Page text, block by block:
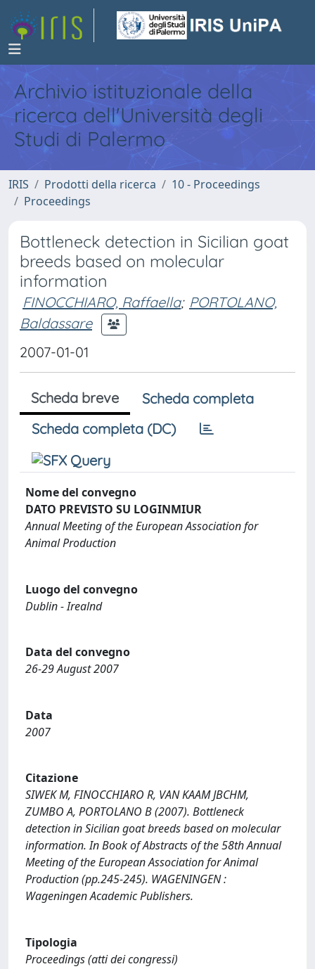
Archivio istituzionale della
ricerca dell'Università degli
Studi di Palermo
IRIS Prodotti della ricerca
10 - Proceedings
Proceedings
Bottleneck detection in Sicilian goat
breeds based on molecular
information
FINOCCHIARO, Raffaella; PORTOLANO,
Baldassare
2007-01-01
Scheda breve
Scheda completa
Scheda completa (DC)
Nome del convegno
DATO PREVISTO SU LOGINMIUR
Annual Meeting of the European Association for
Animal Production
Luogo del convegno
Dublin - Irealnd
Data del convegno
26-29 August 2007
Data
2007
Citazione
SIWEK M, FINOCCHIARO R, VAN KAAM JBCHM,
ZUMBO A, PORTOLANO B (2007). Bottleneck
detection in Sicilian goat breeds based on molecular
information. In Book of Abstracts of the 58th Annual
Meeting of the European Association for Animal
Production (pp.245-245). WAGENINGEN :
Wageningen Academic Publishers.
Tipologia
Proceedings (atti dei congressi)